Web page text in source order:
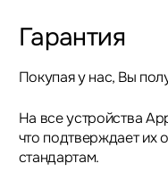
Гарантия
Покупая у нас, Вы
На все устройства
что подтверждает их
стандартам.